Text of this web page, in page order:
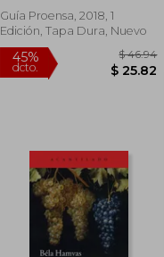
Guía Proensa, 2018, 1
Edición, Tapa Dura, Nuevo